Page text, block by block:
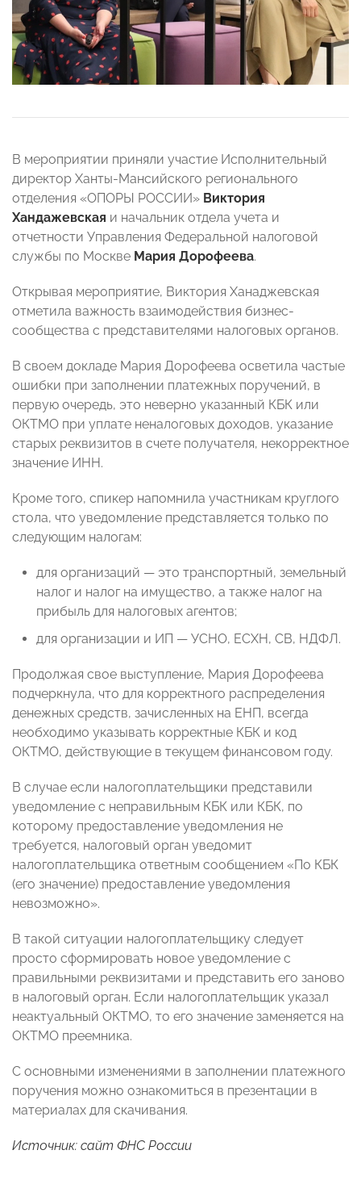
В мероприятии приняли участие Исполнительный
директор Ханты-Мансийского регионального
отделения «ОПОРЫ РОССИИ» Виктория
Хандажевская и начальник отдела учета и
отчетности Управления Федеральной налоговой
службы по Москве Мария Дорофеева.
Открывая мероприятие, Виктория Ханаджевская
отметила важность взаимодействия бизнес-
сообщества с представителями налоговых органов.
В своем докладе Мария Дорофеева осветила частые
ошибки при заполнении платежных поручений, в
первую очередь, это неверно указанный КБК или
ОКТМО при уплате неналоговых доходов, указание
старых реквизитов в счете получателя, некорректное
значение ИНН.
Кроме того, спикер напомнила участникам круглого
стола, что уведомление представляется только по
следующим налогам:
для организаций — это транспортный, земельный
налог и налог на имущество, а также налог на
прибыль для налоговых агентов;
для организации и ИП — УСНО, ЕСХН, СВ, НДФЛ.
Продолжая свое выступление, Мария Дорофеева
подчеркнула, что для корректного распределения
денежных средств, зачисленных на ЕНП, всегда
необходимо указывать корректные КБК и код
ОКТМО, действующие в текущем финансовом году.
В случае если налогоплательщики представили
уведомление с неправильным КБК или КБК, по
которому предоставление уведомления не
требуется, налоговый орган уведомит
налогоплательщика ответным сообщением «По КБК
(его значение) предоставление уведомления
невозможно».
В такой ситуации налогоплательщику следует
просто сформировать новое уведомление с
правильными реквизитами и представить его заново
в налоговый орган. Если налогоплательщик указал
неактуальный ОКТМО, то его значение заменяется на
ОКТМО преемника.
С основными изменениями в заполнении платежного
поручения можно ознакомиться в презентации в
материалах для скачивания.
Источник: сайт ФНС России